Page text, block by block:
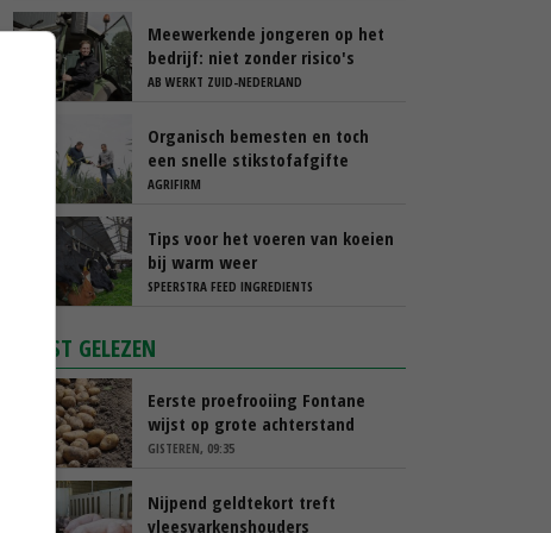
Meewerkende jongeren op het
bedrijf: niet zonder risico's
AB WERKT ZUID-NEDERLAND
Organisch bemesten en toch
een snelle stikstofafgifte
AGRIFIRM
Tips voor het voeren van koeien
bij warm weer
SPEERSTRA FEED INGREDIENTS
MEEST GELEZEN
Eerste proefrooiing Fontane
wijst op grote achterstand
GISTEREN, 09:35
Nijpend geldtekort treft
vleesvarkenshouders